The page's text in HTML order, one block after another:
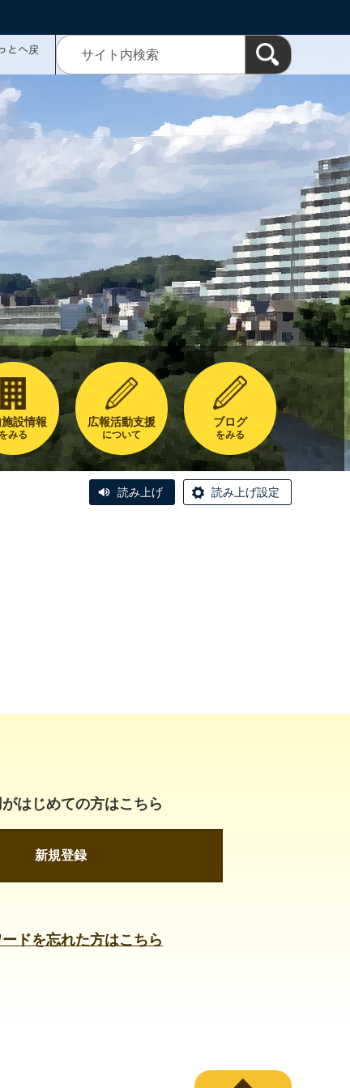
とへ戻
設情報
をみる
広報活動支援
について
ブログ
をみる
読み上げ 読み上げ設定
はじめての方はこちら
新規登録
ドを忘れた方はこちら